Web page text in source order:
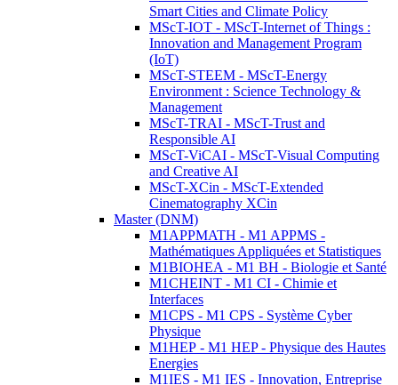
Smart Cities and Climate Policy
MScT-IOT - MScT-Internet of Things :
Innovation and Management Program
(IoT)
MScT-STEEM - MScT-Energy
Environment : Science Technology &
Management
MScT-TRAI - MScT-Trust and
Responsible AI
MScT-ViCAI - MScT-Visual Computing
and Creative AI
MScT-XCin - MScT-Extended
Cinematography XCin
Master (DNM)
M1APPMATH - M1 APPMS -
Mathématiques Appliquées et Statistiques
M1BIOHEA - M1 BH - Biologie et Santé
M1CHEINT - M1 CI - Chimie et
Interfaces
M1CPS - M1 CPS - Système Cyber
Physique
M1HEP - M1 HEP - Physique des Hautes
Energies
M1IES - M1 IES - Innovation, Entreprise